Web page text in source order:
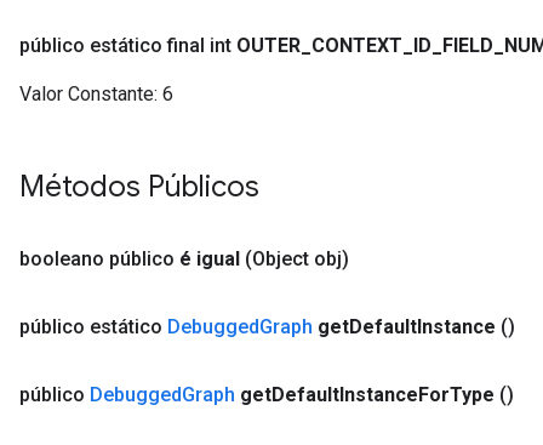
público estático final int OUTER CONTEXT ID FIELD
Valor Constante: 6
Métodos Públicos
booleano público é igual (Object obj)
público estático DebuggedGraph getDefaultInstance ()
público DebuggedGraph getDefaultInstanceForType ()